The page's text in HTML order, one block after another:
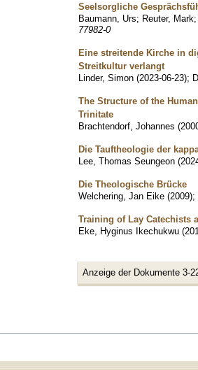
Seelsorgliche
Baumann, Urs; Reuter, Mark
77982-0
Eine streitende Kirche in
Streitkultur verlangt
Linder, Simon (2023-06-23);
The Structure of the
Trinitate
Brachtendorf, Johannes (
Die Tauftheologie der
Lee, Thomas Seungeon (
Die Theologische Brücke
Welchering, Jan Eike (2009);
Training of Lay Catechists
Eke, Hyginus Ikechukwu (
Anzeige der Dokumente 3-